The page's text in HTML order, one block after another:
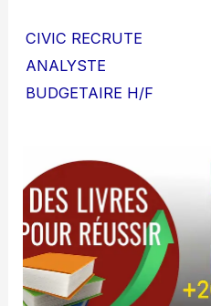
CIVIC RECRUTE
ANALYSTE
BUDGETAIRE H/F